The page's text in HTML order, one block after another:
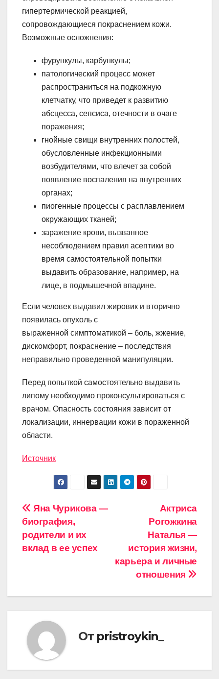
гипертермической реакцией,
сопровождающиеся покраснением кожи.
Возможные осложнения:
фурункулы, карбункулы;
патологический процесс может
распространиться на подкожную
клетчатку, что приведет к развитию
абсцесса, сепсиса, отечности в очаге
поражения;
гнойные свищи внутренних полостей,
обусловленные инфекционными
возбудителями, что влечет за собой
появление воспаления на внутренних
органах;
пиогенные процессы с расплавлением
окружающих тканей;
заражение крови, вызванное
несоблюдением правил асептики во
время самостоятельной попытки
выдавить образование, например, на
лице, в подмышечной впадине.
Если человек выдавил жировик и вторично
появилась опухоль с
выраженной симптоматикой – боль, жжение,
дискомфорт, покраснение – последствия
неправильно проведенной манипуляции.
Перед попыткой самостоятельно выдавить
липому необходимо проконсультироваться с
врачом. Опасность состояния зависит от
локализации, иннервации кожи в пораженной
области.
Источник
Навигация
по
записям
Актриса
Рогожкина
Наталья —
история жизни,
карьера и личные
отношения
Яна Чурикова —
биография,
родители и их
вклад в ее успех
От pristroykin_